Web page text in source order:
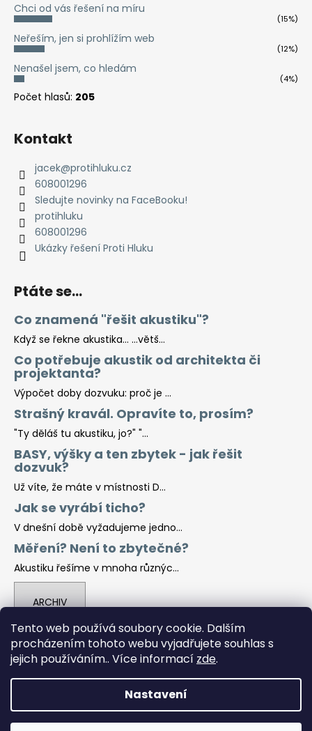
Tento web používá soubory cookie. Dalším
procházením tohoto webu vyjadřujete souhlas s
jejich používáním.. Více informací zde.
Nastavení
Chci od vás řešení na míru
(15%)
Neřeším, jen si prohlížím web
(12%)
Nenašel jsem, co hledám
(4%)
Počet hlasů: 205
Kontakt
jacek@protihluku.cz
608001296
Sledujte novinky na FaceBooku!
protihluku
608001296
Ukázky řešení Proti Hluku
Ptáte se...
Co znamená "řešit akustiku"?
Když se řekne akustika… …větš...
Co potřebuje akustik od architekta či
projektanta?
Výpočet doby dozvuku: proč je ...
Strašný kravál. Opravíte to, prosím?
"Ty děláš tu akustiku, jo?" "...
BASY, výšky a ten zbytek - jak řešit
dozvuk?
Už víte, že máte v místnosti D...
Jak se vyrábí ticho?
V dnešní době vyžadujeme jedno...
Měření? Není to zbytečné?
Akustiku řešíme v mnoha různýc...
ARCHIV
Facebook